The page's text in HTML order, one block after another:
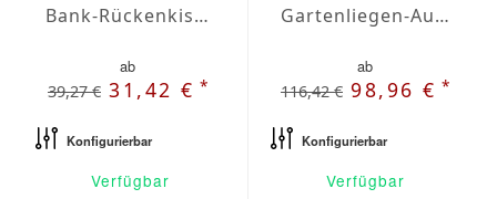
Bank-Rückenkissen Agora Plains Admiral
ab
39,27 € 31,42 €*
Konfigurierbar
Verfügbar
Gartenliegen-Auflage Agora Plains Gris
ab
116,42 € 98,96 €*
Konfigurierbar
Verfügbar